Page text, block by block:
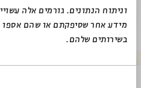
וניתוח הנתונים. גורמים אלה
מידע אחר שסיפקתם או שהם
בשירותים שלהם.